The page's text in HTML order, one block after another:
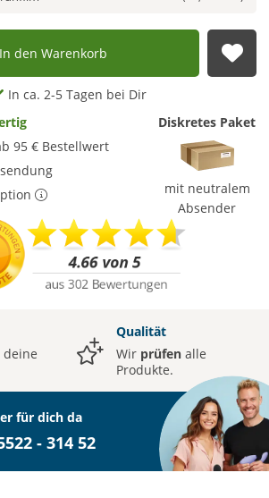
In den Warenkorb
In ca. 2-5 Tagen bei Dir
95 € Bestellwert
Diskretes Paket
mit neutralem
Absender
deine
Qualität
Wir prüfen alle
Produkte.
für dich da
- 314 52